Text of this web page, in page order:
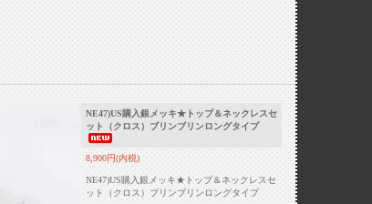
NE47)US購入銀メッキ★トップ＆ネックレスセ
ット（クロス）ブリンブリンロングタイプ
8,900円(内税)
NE47)US購入銀メッキ★トップ＆ネックレスセ
ット（クロス）ブリンブリンロングタイプ